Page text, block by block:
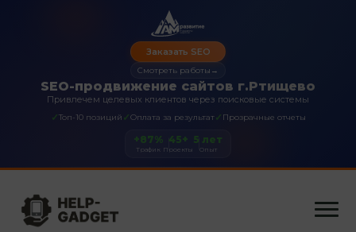
SEO-продвижение сайтов г.Ртищево
Привлечем целевых клиентов через поисковые системы
✓Топ-10 позиций ✓Оплата за результат✓ Прозрачные отчеты
Заказать SEO
Смотреть работы →
+87%
Трафик
45+
Проекты
5 лет
Опыт